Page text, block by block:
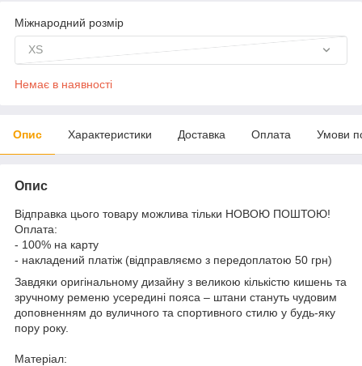
Міжнародний розмір
XS
Немає в наявності
Опис Характеристики Доставка Оплата Умови
Опис
Відправка цього товару можлива тільки НОВОЮ ПОШТОЮ!
Оплата:
- 100% на карту
- накладений платіж (відправляємо з передоплатою 50 грн)
Завдяки оригінальному дизайну з великою кількістю кишень та
зручному ременю усередині пояса – штани стануть чудовим
доповненням до вуличного та спортивного стилю у будь-яку
пору року.
Матеріал: